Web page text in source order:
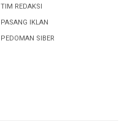
TIM REDAKSI
PASANG IKLAN
PEDOMAN SIBER